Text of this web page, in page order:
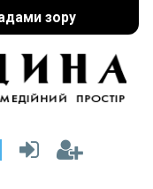
зору